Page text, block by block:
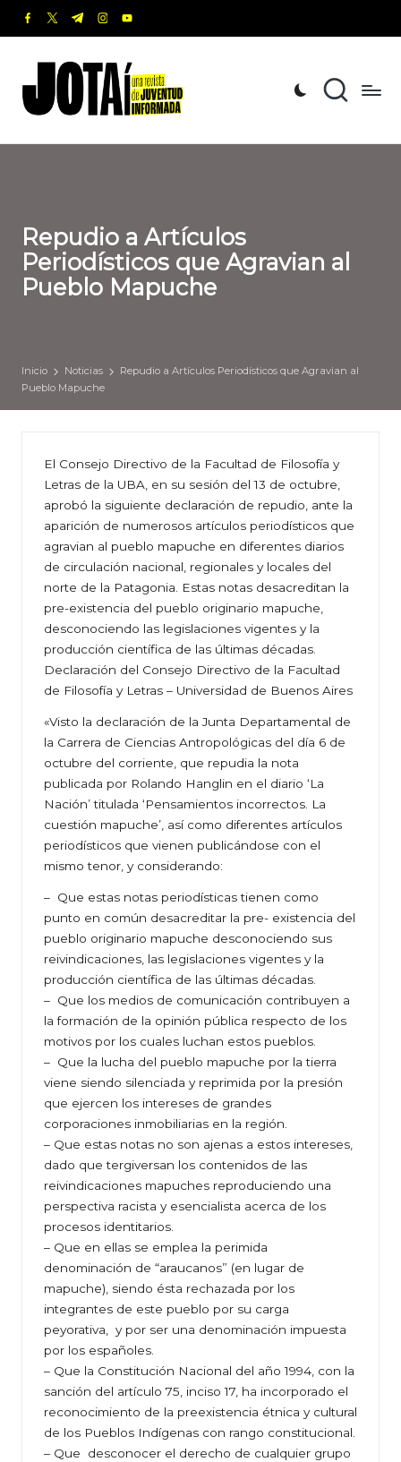
Saltar
contenido
facebook.com
twitter.com
t.me instagram.com
youtube.com
o
t
revista
de
Informada
Repudio a Artículos
Periodísticos que Agravian al
Pueblo Mapuche
Inicio Noticias
Repudio a Artículos Periodísticos que Agravian al
Pueblo Mapuche
El Consejo Directivo de la Facultad de Filosofía y
Letras de la UBA, en su sesión del 13 de octubre,
aprobó la siguiente declaración de repudio, ante la
aparición de numerosos artículos periodísticos que
agravian al pueblo mapuche en diferentes diarios
de circulación nacional, regionales y locales del
norte de la Patagonia. Estas notas desacreditan la
pre-existencia del pueblo originario mapuche,
desconociendo las legislaciones vigentes y la
producción científica de las últimas décadas.
Declaración del Consejo Directivo de la Facultad
de Filosofía y Letras – Universidad de Buenos Aires
«Visto la declaración de la Junta Departamental de
la Carrera de Ciencias Antropológicas del día 6 de
octubre del corriente, que repudia la nota
publicada por Rolando Hanglin en el diario ‘La
Nación’ titulada ‘Pensamientos incorrectos. La
cuestión mapuche’, así como diferentes artículos
periodísticos que vienen publicándose con el
mismo tenor, y considerando:
– Que estas notas periodísticas tienen como
punto en común desacreditar la pre- existencia del
pueblo originario mapuche desconociendo sus
reivindicaciones, las legislaciones vigentes y la
producción científica de las últimas décadas.
– Que los medios de comunicación contribuyen a
la formación de la opinión pública respecto de los
motivos por los cuales luchan estos pueblos.
– Que la lucha del pueblo mapuche por la tierra
viene siendo silenciada y reprimida por la presión
que ejercen los intereses de grandes
corporaciones inmobiliarias en la región.
– Que estas notas no son ajenas a estos intereses,
dado que tergiversan los contenidos de las
reivindicaciones mapuches reproduciendo una
perspectiva racista y esencialista acerca de los
procesos identitarios.
– Que en ellas se emplea la perimida
denominación de “araucanos” (en lugar de
mapuche), siendo ésta rechazada por los
integrantes de este pueblo por su carga
peyorativa, y por ser una denominación impuesta
por los españoles.
– Que la Constitución Nacional del año 1994, con la
sanción del artículo 75, inciso 17, ha incorporado el
reconocimiento de la preexistencia étnica y cultural
de los Pueblos Indígenas con rango constitucional.
– Que desconocer el derecho de cualquier grupo